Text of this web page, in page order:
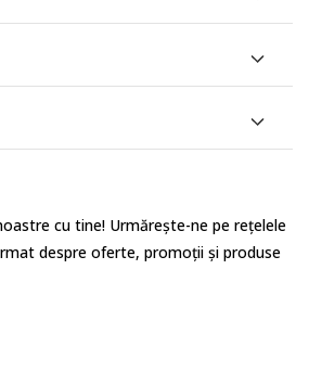
cu tine! Urmărește-ne pe rețelele
despre oferte, promoții și produse